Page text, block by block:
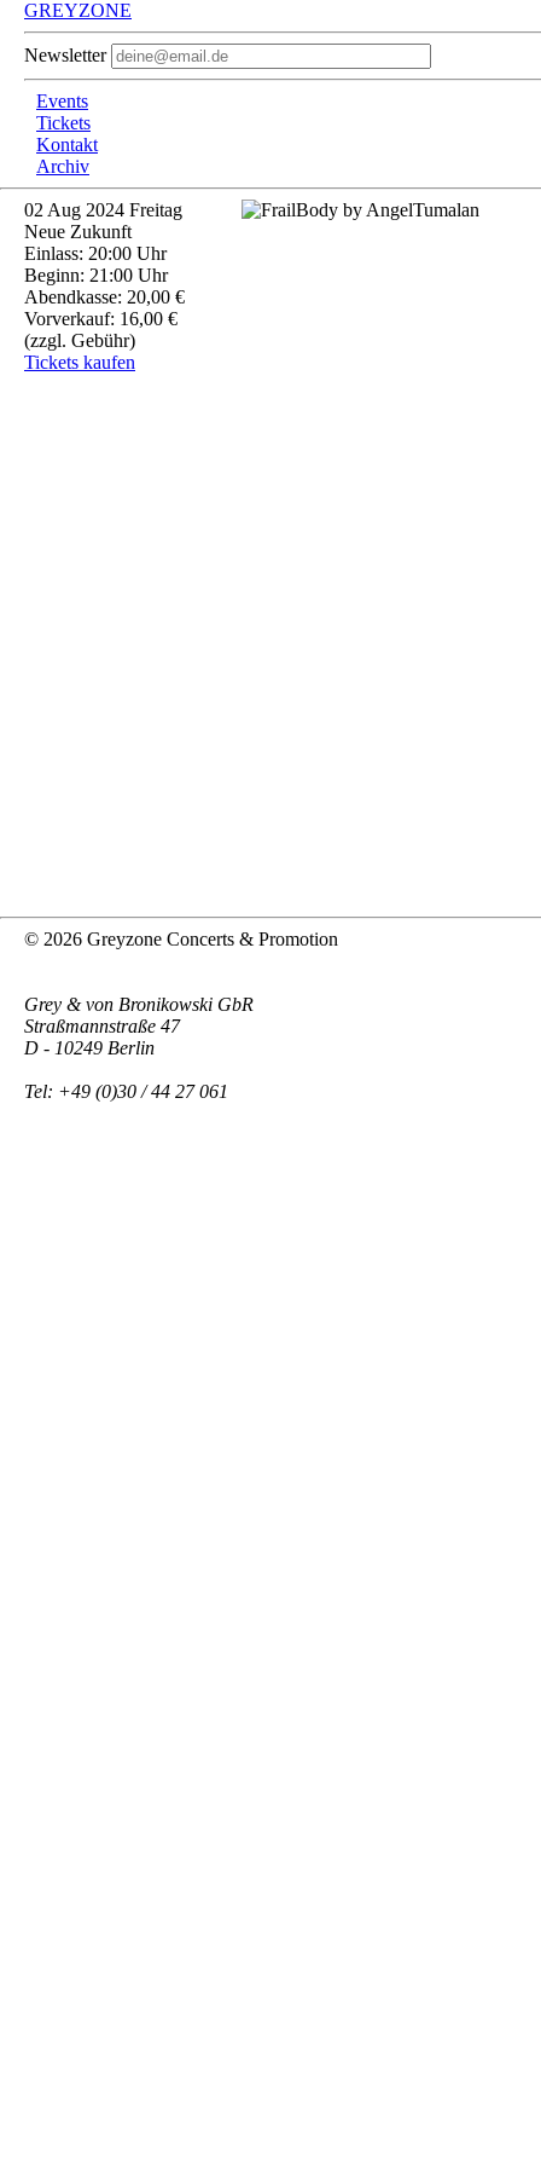
GREYZONE
Newsletter
Events
Tickets
Kontakt
Archiv
02 Aug 2024 Freitag
Neue Zukunft
Einlass: 20:00 Uhr
Beginn: 21:00 Uhr
Abendkasse: 20,00 €
Vorverkauf: 16,00 €
(zzgl. Gebühr)
Tickets kaufen
© 2026 Greyzone Concerts & Promotion
Grey & von Bronikowski GbR
Straßmannstraße 47
D - 10249 Berlin
Tel: +49 (0)30 / 44 27 061